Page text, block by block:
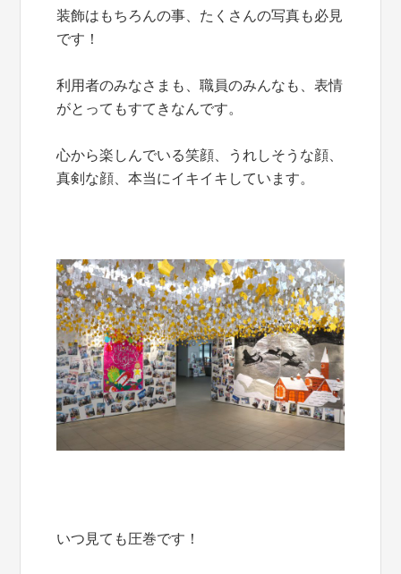
装飾はもちろんの事、たくさんの写真も必見
です！
利用者のみなさまも、職員のみんなも、表情
がとってもすてきなんです。
心から楽しんでいる笑顔、うれしそうな顔、
真剣な顔、本当にイキイキしています。
いつ見ても圧巻です！